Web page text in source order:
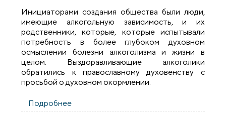
Инициаторами создания общества были люди,
имеющие алкогольную зависимость, и их
родственники, которые, которые испытывали
потребность в более глубоком духовном
осмыслении болезни алкоголизма и жизни в
целом. Выздоравливающие алкоголики
обратились к православному духовенству с
просьбой о духовном окормлении.
Подробнее
трезвости «Михайловское»